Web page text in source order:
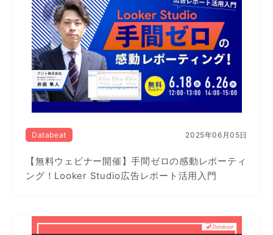
Databeat 2025年06月05日
【無料ウェビナー開催】手間ゼロの感動レポーティ
ング！Looker Studio広告レポート活用入門